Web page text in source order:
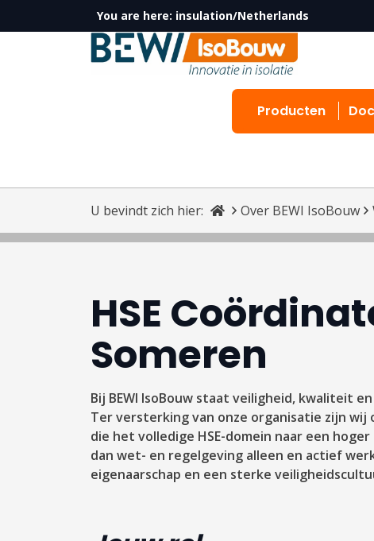
You are here: insulation/Netherlands
Producten
U bevindt zich hier: Over BEWI IsoBouw
HSE
Someren
Bij BEWI IsoBouw staat veiligheid, kwaliteit
Ter versterking van onze organisatie zijn wij
die het volledige HSE-domein naar een
dan wet- en regelgeving alleen en actief
eigenaarschap en een sterke